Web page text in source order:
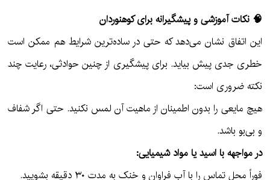
🧠 نکات آموزشی و پیشگیرانه برای کوهنوردان
این اتفاق نشان می‌دهد که حتی در ساده‌ترین شرایط هم ممکن است
خطری جدی پیش بیاید. برای پیشگیری از چنین حوادثی، رعایت چند
نکته ضروری است:
هیچ مایعی را بدون اطمینان از ماهیت آن لمس نکنید. حتی اگر شفاف
و بی‌بو باشد.
در مواجهه با اسید یا مواد شیمیایی:
فوراً محل تماس را با آب فراوان و خنک به مدت ۳۰ دقیقه بشویید.